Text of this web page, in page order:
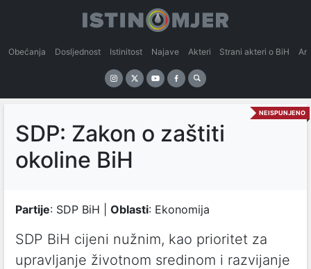
Obećanja Dosljednost Istinitost Najave Akteri Strani akteri o BiH
NEISPUNJENO
SDP: Zakon o zaštiti
okoline BiH
Partije: SDP BiH | Oblasti: Ekonomija
SDP BiH cijeni nužnim, kao prioritet za
upravljanje životnom sredinom i razvijanje